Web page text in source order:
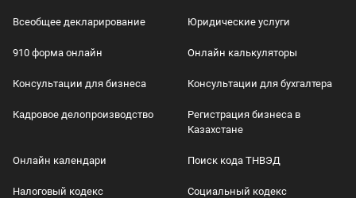
Всеобщее декларирование Юридические услуги
910 форма онлайн Онлайн калькуляторы
Консультации для бизнеса Консультации для бухгалтера
Кадровое делопроизводство
Регистрация бизнеса в
Казахстане
Онлайн календари Поиск кода ТНВЭД
Налоговый кодекс Социальный кодекс